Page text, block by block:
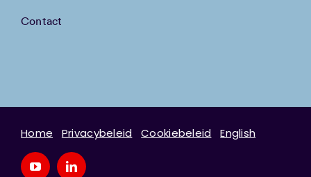
Contact
Home Privacybeleid Cookiebeleid English